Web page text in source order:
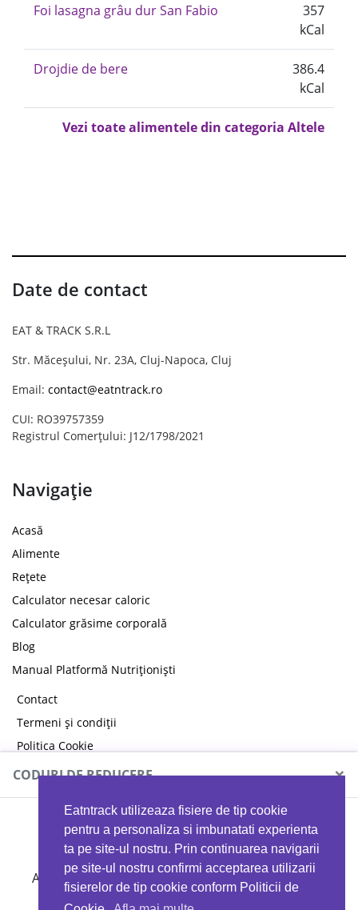
Eatntrack utilizeaza fisiere de tip cookie
pentru a personaliza si imbunatati experienta
ta pe site-ul nostru. Prin continuarea navigarii
pe site-ul nostru confirmi acceptarea utilizarii
fisierelor de tip cookie conform Politicii de
Foi lasagna grâu dur San Fabio
357
kCal
Drojdie de bere
386.4
kCal
Vezi toate alimentele din categoria Altele
Date de contact
EAT & TRACK S.R.L
Str. Măceșului, Nr. 23A, Cluj-Napoca, Cluj
Email: contact@eatntrack.ro
CUI: RO39757359
Registrul Comerțului: J12/1798/2021
Navigație
Acasă
Alimente
Rețete
Calculator necesar caloric
Calculator grăsime corporală
Blog
Manual Platformă Nutriționiști
Contact
Termeni și condiții
Politica Cookie
Politica de confidențialitate
CODURI DE REDUCERE ×
MYPROTEIN
Ai 40%reducere la orice comandă folosind codul
EATTRACK